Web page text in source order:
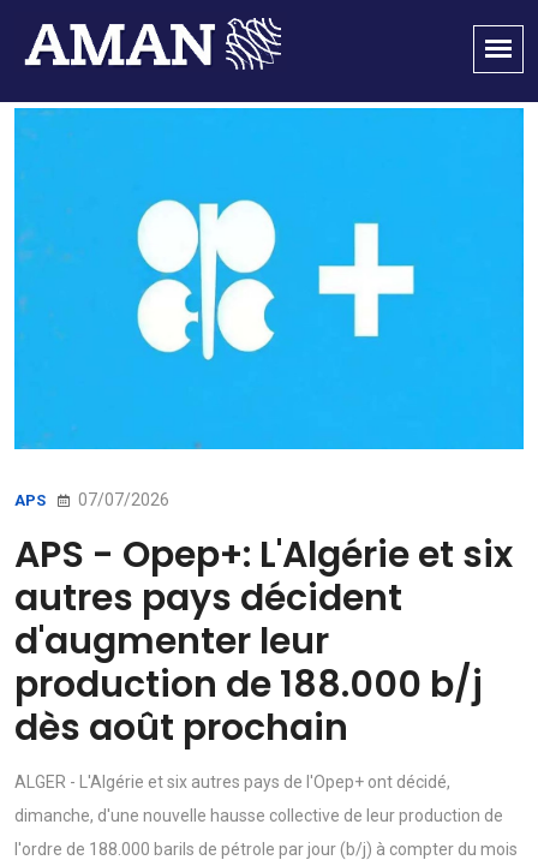
APS 07/07/2026
APS - Opep+: L'Algérie et six
autres pays décident
d'augmenter leur
production de 188.000 b/j
dès août prochain
ALGER - L'Algérie et six autres pays de l'Opep+ ont décidé,
dimanche, d'une nouvelle hausse collective de leur production de
l'ordre de 188.000 barils de pétrole par jour (b/j) à compter du mois